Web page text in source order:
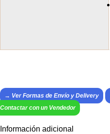
→ Ver Formas de Envío y Delivery
Contactar con un Vendedor
Información adicional